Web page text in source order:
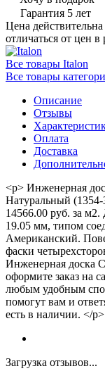
Гарантия 5 лет
Цена
отличаться от цен
Все товары Italon
Все товары
Описание
Отзывы
Оплата
Доставка
<p> Инженерная
Натуральный
14566.00 руб. за
19.05 мм, типом
Американский.
фаски
Инженерная доска
оформите заказ на
любым удобным
помогут вам и
есть в наличии. </p>
Загрузка отзывов...